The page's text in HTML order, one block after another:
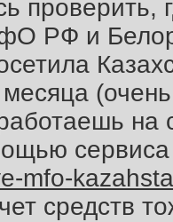
проверить,
РФ и
на
mfo-
средств